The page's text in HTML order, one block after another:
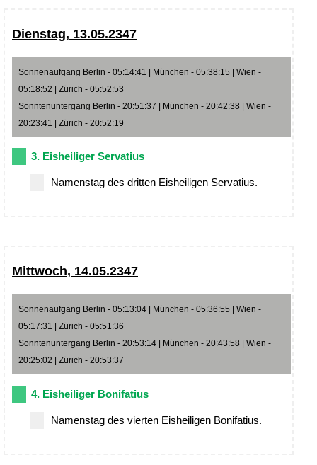
Dienstag, 13.05.2347
Sonnenaufgang Berlin - 05:14:41 | München - 05:38:15 | Wien -
05:18:52 | Zürich - 05:52:53
Sonntenuntergang Berlin - 20:51:37 | München - 20:42:38 | Wien -
20:23:41 | Zürich - 20:52:19
3. Eisheiliger Servatius
Namenstag des dritten Eisheiligen Servatius.
Mittwoch, 14.05.2347
Sonnenaufgang Berlin - 05:13:04 | München - 05:36:55 | Wien -
05:17:31 | Zürich - 05:51:36
Sonntenuntergang Berlin - 20:53:14 | München - 20:43:58 | Wien -
20:25:02 | Zürich - 20:53:37
4. Eisheiliger Bonifatius
Namenstag des vierten Eisheiligen Bonifatius.